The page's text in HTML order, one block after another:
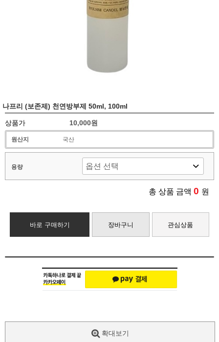
나프리 (보존제) 천연방부제 50ml, 100ml
상품가 10,000원
원산지 국산
용량
총 상품 금액 0 원
바로 구매하기 장바구니 관심상품
확대보기